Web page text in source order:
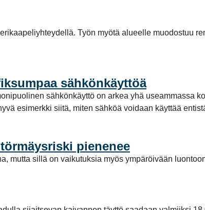
Työn myötä alueelle muodostuu
sähkönkäyttöä
sähkönkäyttö on arkea yhä useammassa
esimerkki siitä, miten sähköä voidaan käyttää
pienenee
mutta sillä on vaikutuksia myös ympäröivään